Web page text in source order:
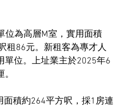
位為高層M室，實用面積
租86元。新租客為專才人
單位。上址業主於2025年6
面積約264平方呎，採1房連